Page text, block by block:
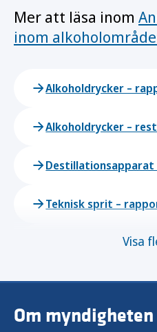
Mer att läsa inom
inom
Alkoholdrycker –
Alkoholdrycker –
Destillationsapparat
Teknisk sprit –
Teknisk sprit och
ansök om dispens
Visa
Om myndigheten